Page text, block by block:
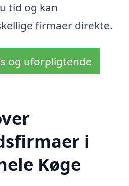
tid og kan
firmaer direkte.
og uforpligtende
i
Køge